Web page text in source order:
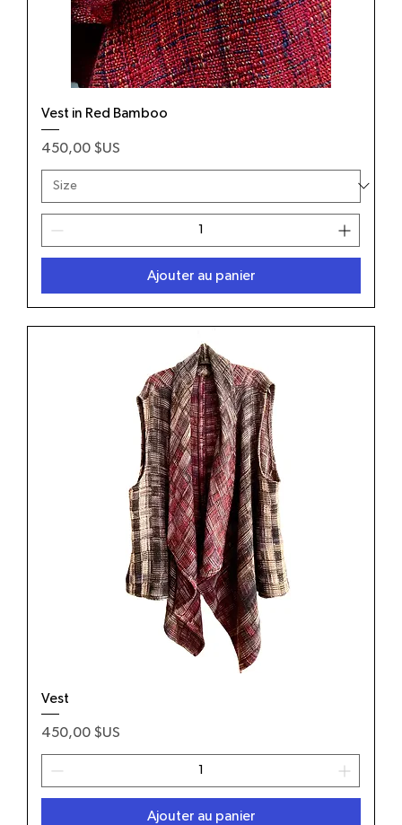
Vest in Red Bamboo
Prix
450,00 $US
Ajouter au panier
Vest
Prix
450,00 $US
Ajouter au panier